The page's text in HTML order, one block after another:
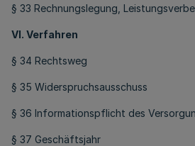
§ 33 Rechnungslegung,
VI. Verfahren
§ 34 Rechtsweg
§ 35 Widerspruchsausschuss
§ 36 Informationspflicht des
§ 37 Geschäftsjahr